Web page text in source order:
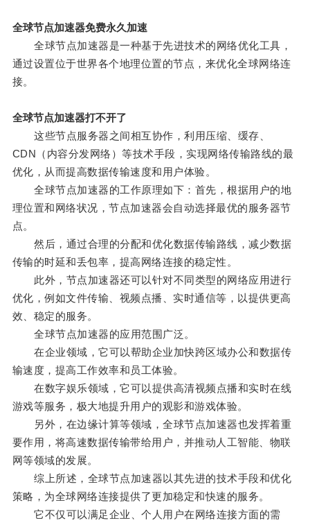
全球节点加速器免费永久加速
全球节点加速器是一种基于先进技术的网络优化工具，
通过设置位于世界各个地理位置的节点，来优化全球网络连
接。
全球节点加速器打不开了
这些节点服务器之间相互协作，利用压缩、缓存、
CDN（内容分发网络）等技术手段，实现网络传输路线的最
优化，从而提高数据传输速度和用户体验。
全球节点加速器的工作原理如下：首先，根据用户的地
理位置和网络状况，节点加速器会自动选择最优的服务器节
点。
然后，通过合理的分配和优化数据传输路线，减少数据
传输的时延和丢包率，提高网络连接的稳定性。
此外，节点加速器还可以针对不同类型的网络应用进行
优化，例如文件传输、视频点播、实时通信等，以提供更高
效、稳定的服务。
全球节点加速器的应用范围广泛。
在企业领域，它可以帮助企业加快跨区域办公和数据传
输速度，提高工作效率和员工体验。
在数字娱乐领域，它可以提供高清视频点播和实时在线
游戏等服务，极大地提升用户的观影和游戏体验。
另外，在边缘计算等领域，全球节点加速器也发挥着重
要作用，将高速数据传输带给用户，并推动人工智能、物联
网等领域的发展。
综上所述，全球节点加速器以其先进的技术手段和优化
策略，为全球网络连接提供了更加稳定和快速的服务。
它不仅可以满足企业、个人用户在网络连接方面的需